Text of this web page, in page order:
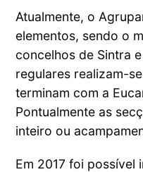
Atualmente, o
elementos, sendo o
concelhos de Sintra
regulares realizam-
terminam com a
Pontualmente as
inteiro ou
Em 2017 foi possível